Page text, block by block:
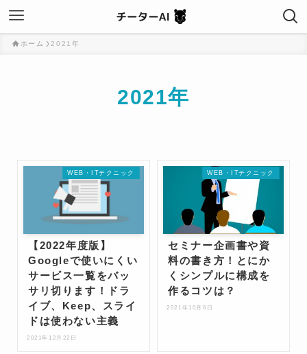
ホーム 2021年
2021年
WEB・ITテクニック
【2022年度版】
Googleで使いにくい
サービス一覧をバッ
サリ切ります！ドラ
イブ、Keep、スライ
ドは使わない主義
2021年12月22日
WEB・ITテクニック
セミナー企画書や資
料の書き方！とにか
くシンプルに構成を
作るコツは？
2021年10月6日